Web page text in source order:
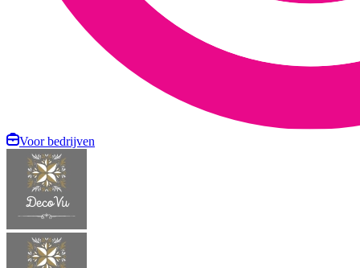
Voor bedrijven